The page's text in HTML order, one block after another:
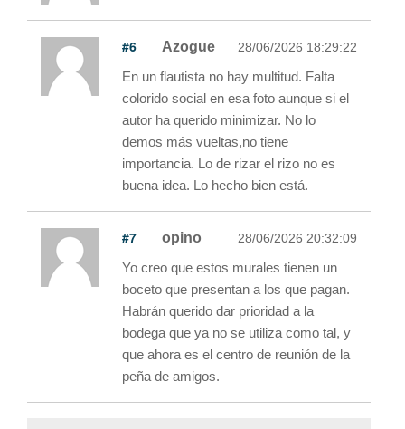
#6 Azogue 28/06/2026 18:29:22
En un flautista no hay multitud. Falta
colorido social en esa foto aunque si el
autor ha querido minimizar. No lo
demos más vueltas,no tiene
importancia. Lo de rizar el rizo no es
buena idea. Lo hecho bien está.
#7 opino 28/06/2026 20:32:09
Yo creo que estos murales tienen un
boceto que presentan a los que pagan.
Habrán querido dar prioridad a la
bodega que ya no se utiliza como tal, y
que ahora es el centro de reunión de la
peña de amigos.